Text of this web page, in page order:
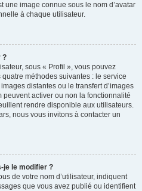
une image connue sous le nom d’avatar
à chaque utilisateur.
?
sous « Profil », vous pouvez
méthodes suivantes : le service
distantes ou le transfert d’images
peuvent activer ou non la fonctionnalité
rendre disponible aux utilisateurs.
nous vous invitons à contacter un
je le modifier ?
de votre nom d’utilisateur, indiquent
que vous avez publié ou identifient